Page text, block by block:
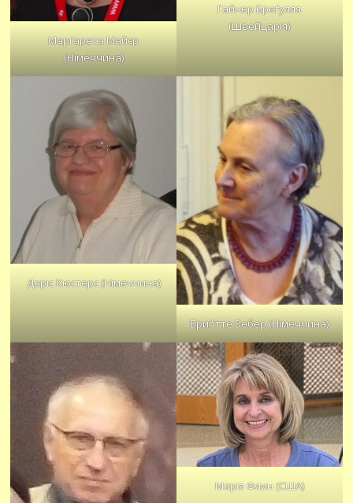
Марґарета Майєр
(Німеччина)
Гайнер Бреґулля
(Швейцарія)
Доріс Кюстерс (Німеччина)
Бриґітте Вебер (Німеччина)
Марія Флин (США)